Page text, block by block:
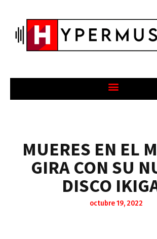
MUERES EN EL
GIRA CON SU
DISCO
octubre 19, 2022